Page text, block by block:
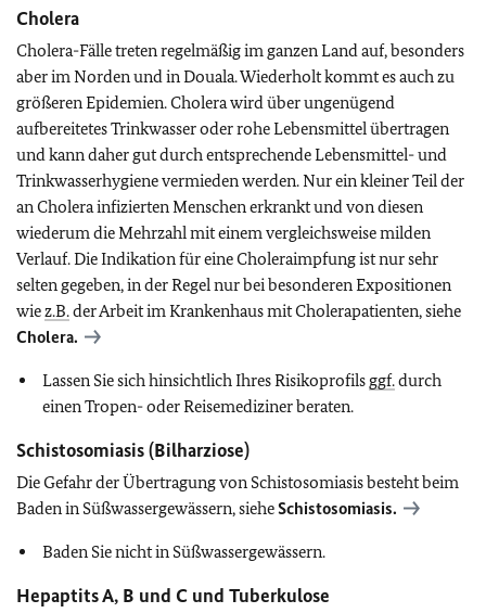
Cholera
Cholera-Fälle treten regelmäßig im ganzen Land auf, besonders
aber im Norden und in Douala. Wiederholt kommt es auch zu
größeren Epidemien. Cholera wird über ungenügend
aufbereitetes Trinkwasser oder rohe Lebensmittel übertragen
und kann daher gut durch entsprechende Lebensmittel- und
Trinkwasserhygiene vermieden werden. Nur ein kleiner Teil der
an Cholera infizierten Menschen erkrankt und von diesen
wiederum die Mehrzahl mit einem vergleichsweise milden
Verlauf. Die Indikation für eine Choleraimpfung ist nur sehr
selten gegeben, in der Regel nur bei besonderen Expositionen
wiez.B.der Arbeit im Krankenhaus mit Cholerapatienten, siehe
Cholera.
Lassen Sie sich hinsichtlich Ihres Risikoprofils ggf.durch
einen Tropen- oder Reisemediziner beraten.
Schistosomiasis (Bilharziose)
Die Gefahr der Übertragung von Schistosomiasis besteht beim
Baden in Süßwassergewässern, sieheSchistosomiasis.
Baden Sie nicht in Süßwassergewässern.
Hepaptits A, B und C und Tuberkulose